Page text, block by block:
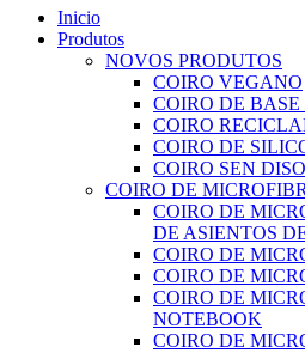
Inicio
Produtos
NOVOS PRODUTOS
COIRO VEGANO
COIRO DE
COIRO
COIRO DE
COIRO SEN
COIRO DE
COIRO DE
DE ASIENTOS
COIRO DE
COIRO DE
COIRO DE
NOTEBOOK
COIRO DE